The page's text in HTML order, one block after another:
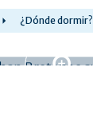
¿Dónde dormir?